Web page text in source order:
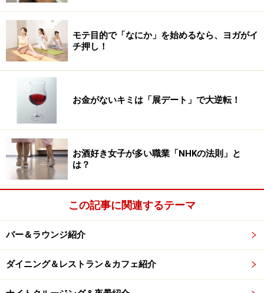
モテ目的で「なにか」を始めるなら、ヨガがイ
チ押し！
お金がないキミは「展デート」で大逆転！
お酒好き女子が多い職業「NHKの法則」と
は？
この記事に関連するテーマ
バー＆ラウンジ紹介
ダイニング＆レストラン＆カフェ紹介